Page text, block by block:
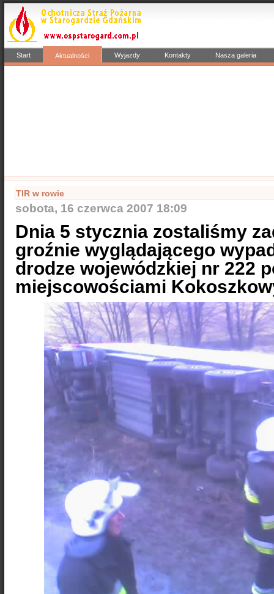
Start Aktualności Wyjazdy Kontakty Nasza galeria
TIR w rowie
sobota, 16 czerwca 2007 18:09
Dnia 5 stycznia zostaliśmy
groźnie wyglądającego
drodze wojewódzkiej nr 222
miejscowościami